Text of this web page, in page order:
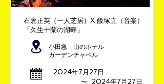
石倉正英（一人芝居）X 飯塚直（音楽）
「久生十蘭の湖畔」
小田急 山のホテル
ガーデンチャペル
2024年7月27日
​〜 2024年7月27日